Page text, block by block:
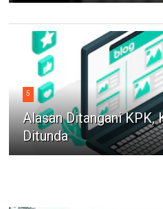
5
Alasan Ditangani KPK,
Ditunda